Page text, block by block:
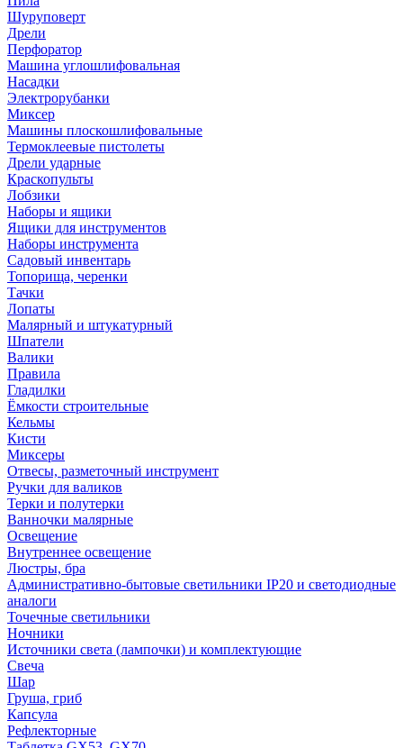
Шуруповерт
Дрели
Перфоратор
Машина углошлифовальная
Насадки
Электрорубанки
Миксер
Машины плоскошлифовальные
Термоклеевые пистолеты
Дрели ударные
Краскопульты
Лобзики
Наборы и ящики
Ящики для инструментов
Наборы инструмента
Садовый инвентарь
Топорища, черенки
Тачки
Лопаты
Малярный и штукатурный
Шпатели
Валики
Правила
Гладилки
Ёмкости строительные
Кельмы
Кисти
Миксеры
Отвесы, разметочный инструмент
Ручки для валиков
Терки и полутерки
Ванночки малярные
Освещение
Внутреннее освещение
Люстры, бра
Административно-бытовые светильники IP20 и светодиодные
аналоги
Точечные светильники
Ночники
Источники света (лампочки) и комплектующие
Свеча
Шар
Груша, гриб
Капсула
Рефлекторные